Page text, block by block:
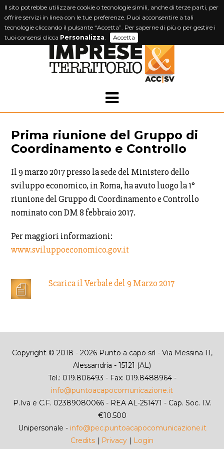
Prima riunione del Gruppo di
Coordinamento e Controllo
Il 9 marzo 2017 presso la sede del Ministero dello
sviluppo economico, in Roma, ha avuto luogo la 1°
riunione del Gruppo di Coordinamento e Controllo
nominato con DM 8 febbraio 2017.
Per maggiori informazioni:
www.sviluppoeconomico.gov.it
Scarica il Verbale del 9 Marzo 2017
Copyright © 2018 - 2026 Punto a capo srl - Via Messina 11,
Alessandria - 15121 (AL)
Tel.: 019.806493 - Fax: 019.8488964 -
info@puntoacapocomunicazione.it
P.Iva e C.F. 02389080066 - REA AL-251471 - Cap. Soc. I.V.
€10.500
Unipersonale - info@pec.puntoacapocomunicazione.it
Credits | Privacy | Login
Il sito potrebbe utilizzare cookie o tecnologie simili, anche di terze parti, per
offrire servizi in linea con le tue preferenze. Puoi acconsentire a tali
tecnologie cliccando il pulsante “Accetta”. Per saperne di più o per gestire i
tuoi consensi clicca Personalizza. Accetta